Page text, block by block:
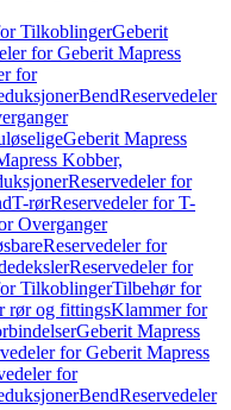
TilkoblingerGeberit
for Geberit Mapress
for
BendReservedeler
Geberit Mapress
Kobber,
Reservedeler for
T-rørReservedeler for T-
Overganger
Reservedeler for
Reservedeler for
TilkoblingerTilbehør for
rør og fittingsKlammer for
Geberit Mapress
for Geberit Mapress
for
BendReservedeler